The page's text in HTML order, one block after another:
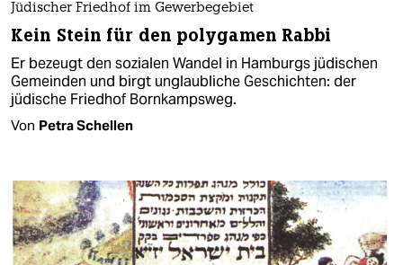
Jüdischer Friedhof im Gewerbegebiet
Kein Stein für den polygamen Rabbi
Er bezeugt den sozialen Wandel in Hamburgs jüdischen
Gemeinden und birgt unglaubliche Geschichten: der
jüdische Friedhof Bornkampsweg.
Von Petra Schellen